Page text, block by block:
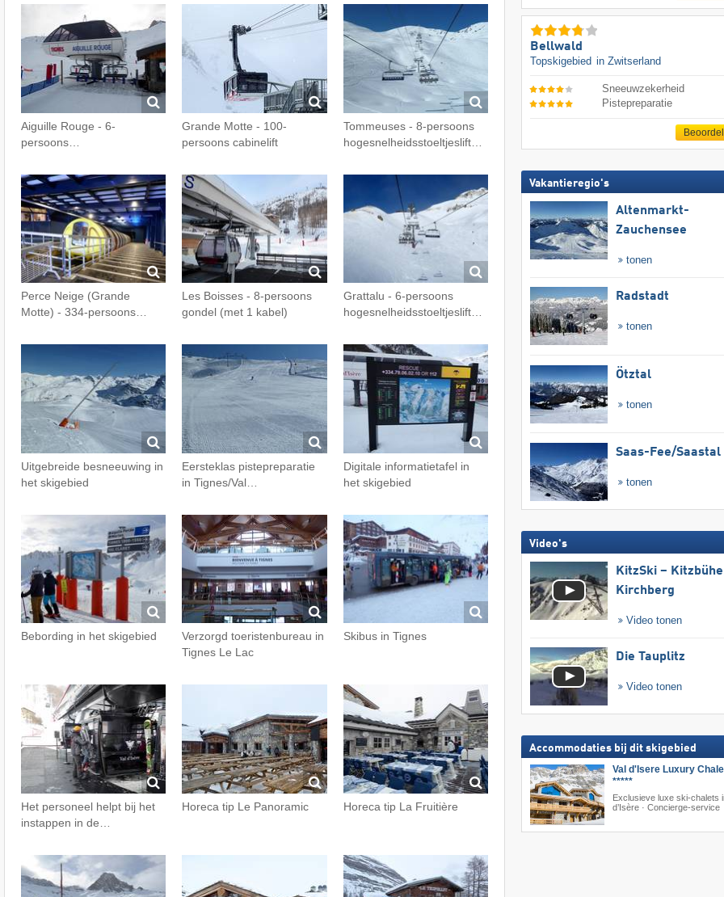
Aiguille Rouge - 6-
persoons…
Grande Motte - 100-
persoons cabinelift
Tommeuses - 8-persoons
hogesnelheidsstoeltjeslift…
Perce Neige (Grande
Motte) - 334-persoons…
Les Boisses - 8-persoons
gondel (met 1 kabel)
Grattalu - 6-persoons
hogesnelheidsstoeltjeslift…
Uitgebreide besneeuwing in
het skigebied
Eersteklas pistepreparatie
in Tignes/Val…
Digitale informatietafel in
het skigebied
Bebording in het skigebied
Verzorgd toeristenbureau in
Tignes Le Lac
Skibus in Tignes
Het personeel helpt bij het
instappen in de…
Horeca tip Le Panoramic Horeca tip La Fruitière
Bellwald
Topskigebied in Zwitserland
Sneeuwzekerheid
Pistepreparatie
Vakantieregio's
Altenmarkt-
Zauchensee
tonen
Radstadt
tonen
Ötztal
tonen
Saas-Fee/​Saastal
tonen
Video's
KitzSki –
Kirchberg
Video tonen
Die Tauplitz
Video tonen
Accommodaties bij dit skigebied
Val d'Isere Luxury
*****
Exclusieve luxe ski-chalets
d’Isère · Concierge-service